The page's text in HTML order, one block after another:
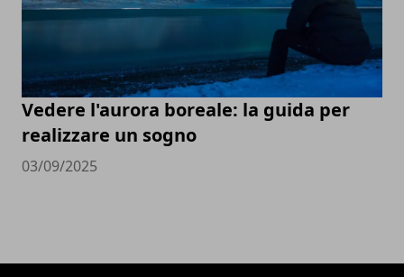
Vedere l'aurora boreale: la guida per
realizzare un sogno
03/09/2025